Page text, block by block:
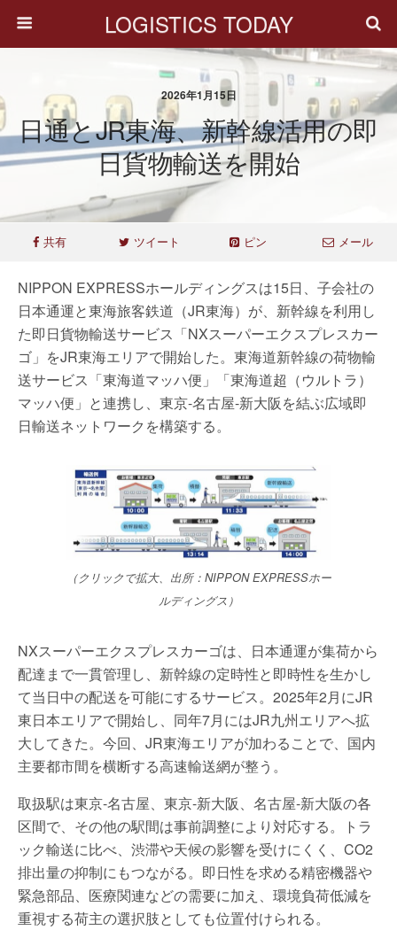
LOGISTICS TODAY
2026年1月15日
日通とJR東海、新幹線活用の即
日貨物輸送を開始
共有 ツイート ピン メール
NIPPON EXPRESSホールディングスは15日、子会社の
日本通運と東海旅客鉄道（JR東海）が、新幹線を利用し
た即日貨物輸送サービス「NXスーパーエクスプレスカー
ゴ」をJR東海エリアで開始した。東海道新幹線の荷物輸
送サービス「東海道マッハ便」「東海道超（ウルトラ）
マッハ便」と連携し、東京-名古屋-新大阪を結ぶ広域即
日輸送ネットワークを構築する。
（クリックで拡大、出所：NIPPON EXPRESSホー
ルディングス）
NXスーパーエクスプレスカーゴは、日本通運が集荷から
配達まで一貫管理し、新幹線の定時性と即時性を生かし
て当日中の配送を可能にするサービス。2025年2月にJR
東日本エリアで開始し、同年7月にはJR九州エリアへ拡
大してきた。今回、JR東海エリアが加わることで、国内
主要都市間を横断する高速輸送網が整う。
取扱駅は東京-名古屋、東京-新大阪、名古屋-新大阪の各
区間で、その他の駅間は事前調整により対応する。トラ
ック輸送に比べ、渋滞や天候の影響を受けにくく、CO2
排出量の抑制にもつながる。即日性を求める精密機器や
緊急部品、医療関連などの需要に加え、環境負荷低減を
重視する荷主の選択肢としても位置付けられる。